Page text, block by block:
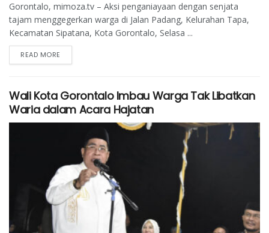
Gorontalo, mimoza.tv – Aksi penganiayaan dengan senjata
tajam menggegerkan warga di Jalan Padang, Kelurahan Tapa,
Kecamatan Sipatana, Kota Gorontalo, Selasa ...
READ MORE
Wali Kota Gorontalo Imbau Warga Tak Libatkan
Waria dalam Acara Hajatan